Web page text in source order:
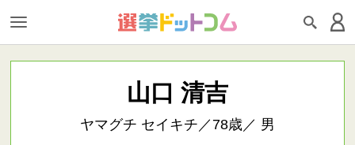
山口 清吉
ヤマグチ セイキチ／78歳／ 男